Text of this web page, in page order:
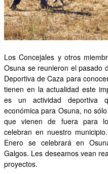
OTRAS INICIATIVAS
PARTICIPA
CONTACTA
AFÍLIATE
Los Concejales y otros
Osuna se reunieron el pasado
Deportiva de Caza para
tienen en la actualidad este
es un actividad deportiva
económica para Osuna, no
que vienen de fuera para
celebran en nuestro
Enero se celebrará en
Galgos. Les deseamos vean
proyectos.